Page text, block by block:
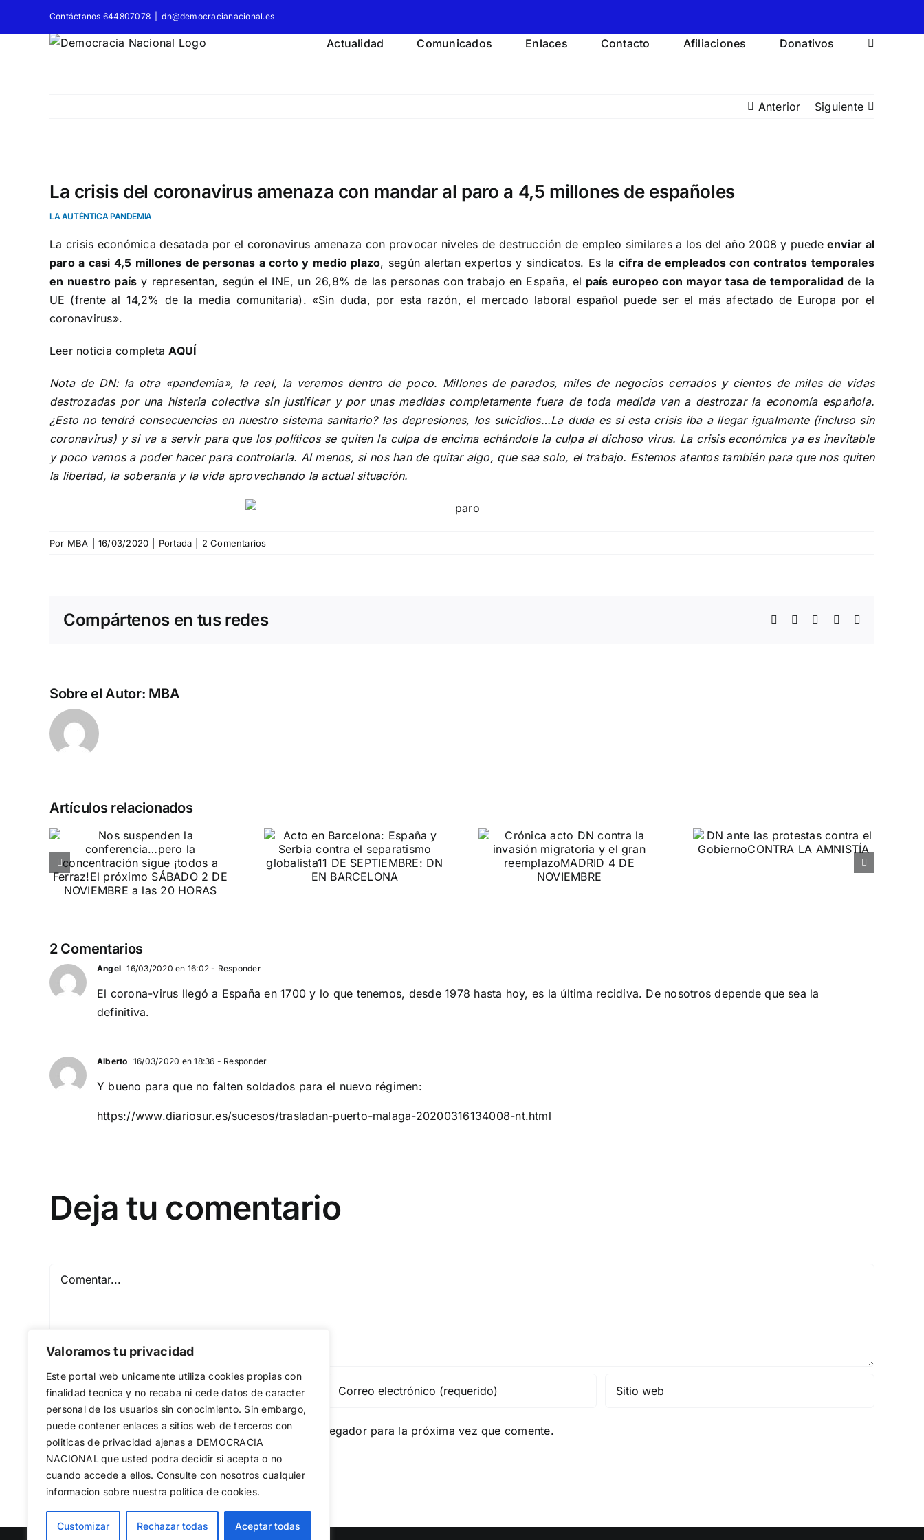
Valoramos tu privacidad
Este portal web unicamente utiliza cookies propias con
finalidad tecnica y no recaba ni cede datos de caracter
personal de los usuarios sin conocimiento. Sin embargo,
puede contener enlaces a sitios web de terceros con
politicas de privacidad ajenas a DEMOCRACIA
NACIONAL que usted podra decidir si acepta o no
cuando accede a ellos. Consulte con nosotros cualquier
informacion sobre nuestra politica de cookies.
Customizar Rechazar todas Aceptar todas
contenido
Contáctanos 644807078 dn@democracianacional.es
Actualidad Comunicados Enlaces Contacto Afiliaciones Donativos
Anterior Siguiente
imagen
grande
La crisis del coronavirus amenaza con mandar al paro a 4,5 millones de españoles
LA AUTÉNTICA PANDEMIA
La crisis económica desatada por el coronavirus amenaza con provocar niveles de destrucción de empleo similares a los del año 2008 y puede enviar al
paro a casi 4,5 millones de personas a corto y medio plazo, según alertan expertos y sindicatos. Es la cifra de empleados con contratos temporales
en nuestro país y representan, según el INE, un 26,8% de las personas con trabajo en España, el país europeo con mayor tasa de temporalidad de la
UE (frente al 14,2% de la media comunitaria). «Sin duda, por esta razón, el mercado laboral español puede ser el más afectado de Europa por el
coronavirus».
Leer noticia completaAQUÍ
Nota de DN: la otra «pandemia», la real, la veremos dentro de poco. Millones de parados, miles de negocios cerrados y cientos de miles de vidas
destrozadas por una histeria colectiva sin justificar y por unas medidas completamente fuera de toda medida van a destrozar la economía española.
¿Esto no tendrá consecuencias en nuestro sistema sanitario? las depresiones, los suicidios…La duda es si esta crisis iba a llegar igualmente (incluso sin
coronavirus) y si va a servir para que los políticos se quiten la culpa de encima echándole la culpa al dichoso virus. La crisis económica ya es inevitable
y poco vamos a poder hacer para controlarla. Al menos, si nos han de quitar algo, que sea solo, el trabajo. Estemos atentos también para que nos quiten
la libertad, la soberanía y la vida aprovechando la actual situación.
Por MBA 16/03/2020 Portada 2 Comentarios
Compártenos en tus redes Facebook
TwitterWhatsAppTelegram
Sobre el Autor: MBA
Artículos relacionados
España y Serbia
contra el
separatismo
globalista
Crónica acto DN
contra la invasión
migratoria y el
DN ante las
protestas contra el
Gobierno
2 Comentarios
Angel 16/03/2020 en 16:02 - Responder
El corona-virus llegó a España en 1700 y lo que tenemos, desde 1978 hasta hoy, es la última recidiva. De nosotros depende que sea la
definitiva.
Alberto 16/03/2020 en 18:36 - Responder
Y bueno para que no falten soldados para el nuevo régimen:
https://www.diariosur.es/sucesos/trasladan-puerto-malaga-20200316134008-nt.html
Deja tu comentario
Comentar
Guardar mi nombre, email y sitio web en este navegador para la próxima vez que comente.